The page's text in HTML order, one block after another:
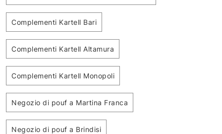
Complementi Kartell Bari
Complementi Kartell Altamura
Complementi Kartell Monopoli
Negozio di pouf a Martina Franca
Negozio di pouf a Brindisi